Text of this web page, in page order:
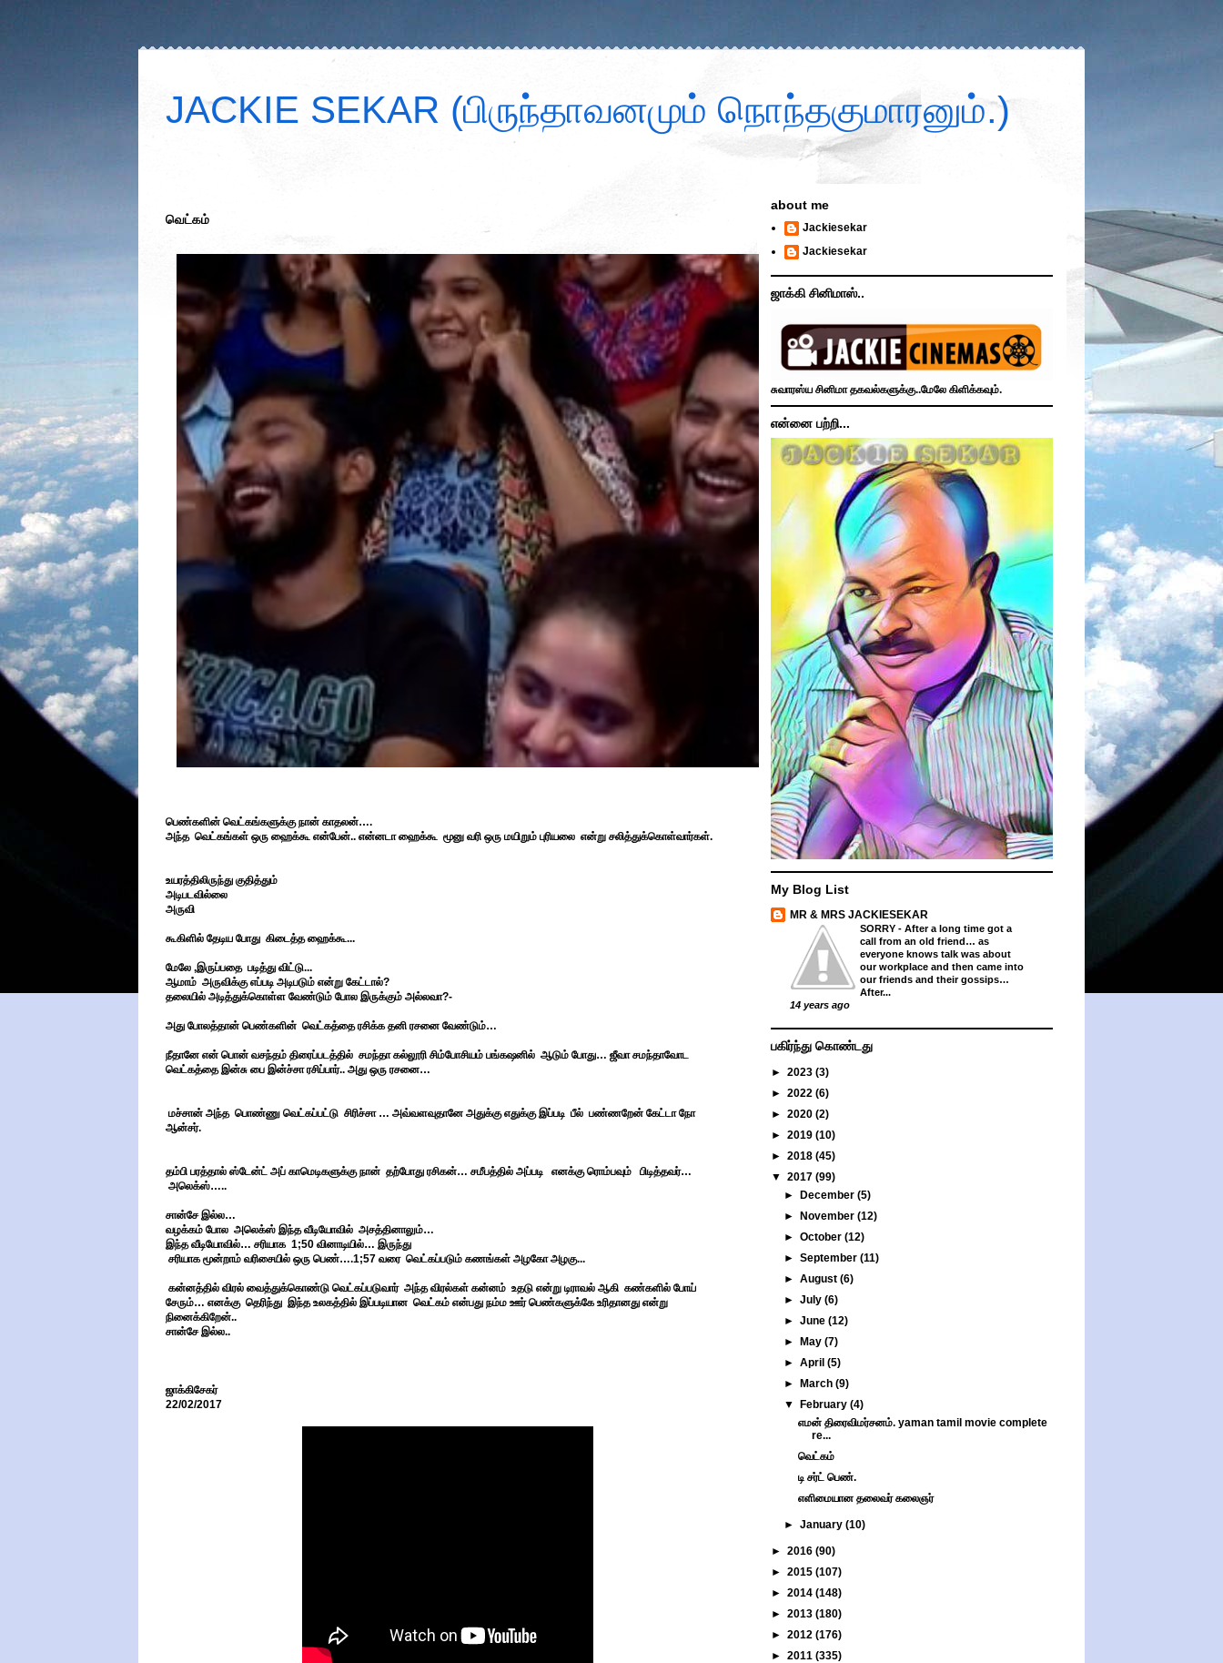
JACKIE SEKAR (பிருந்தாவனமும் நொந்தகுமாரனும்.)
வெட்கம்
பெண்களின் வெட்கங்களுக்கு நான் காதலன்….
அந்த வெட்கங்கள் ஒரு ஹைக்கூ என்பேன்.. என்னடா ஹைக்கூ மூனு வரி ஒரு மயிறும் புரியலை என்று சலித்துக்கொள்வார்கள்.
உயரத்திலிருந்து குதித்தும்
அடிபடவில்லை
அருவி
கூகிளில் தேடிய போது கிடைத்த ஹைக்கூ...
மேலே ,இருப்பதை படித்து விட்டு...
ஆமாம் அருவிக்கு எப்படி அடிபடும் என்று கேட்டால்?
தலையில் அடித்துக்கொள்ள வேண்டும் போல இருக்கும் அல்லவா?-
அது போலத்தான் பெண்களின் வெட்கத்தை ரசிக்க தனி ரசனை வேண்டும்…
நீதானே என் பொன் வசந்தம் திரைப்படத்தில் சமந்தா கல்லூரி சிம்போசியம் பங்கஷனில் ஆடும் போது… ஜீவா சமந்தாவோட
வெட்கத்தை இன்சு பை இன்ச்சா ரசிப்பார்.. அது ஒரு ரசனை…
மச்சான் அந்த பொண்ணு வெட்கப்பட்டு சிரிச்சா … அவ்வளவுதானே அதுக்கு எதுக்கு இப்படி பீல் பண்ணறேன் கேட்டா நோ
ஆன்சர்.
தம்பி பரத்தால் ஸ்டேன்ட் அப் காமெடிகளுக்கு நான் தற்போது ரசிகன்… சமீபத்தில் அப்படி எனக்கு ரொம்பவும் பிடித்தவர்…
அலெக்ஸ்…..
சான்சே இல்ல…
வழக்கம் போல அலெக்ஸ் இந்த வீடியோவில் அசத்தினாலும்…
இந்த வீடியோவில்… சரியாக 1;50 வினாடியில்… இருந்து
சரியாக மூன்றாம் வரிசையில் ஒரு பெண்….1;57 வரை வெட்கப்படும் கணங்கள் அழகோ அழகு...
கன்னத்தில் விரல் வைத்துக்கொண்டு வெட்கப்படுவார் அந்த விரல்கள் கன்னம் உதடு என்று டிராவல் ஆகி கண்களில் போய்
சேரும்… எனக்கு தெரிந்து இந்த உலகத்தில் இப்படியான வெட்கம் என்பது நம்ம ஊர் பெண்களுக்கே உரிதானது என்று
நினைக்கிறேன்..
சான்சே இல்ல..
ஜாக்கிசேகர்
22/02/2017
about me
Jackiesekar
Jackiesekar
ஜாக்கி சினிமாஸ்..
சுவாரஸ்ய சினிமா தகவல்களுக்கு..மேலே கிளிக்கவும்.
என்னை பற்றி...
My Blog List
MR & MRS JACKIESEKAR
SORRY - After a long time got a
call from an old friend… as
everyone knows talk was about
our workplace and then came into
our friends and their gossips…
After...
14 years ago
பகிர்ந்து கொண்டது
► 2023 (3)
► 2022 (6)
► 2020 (2)
► 2019 (10)
► 2018 (45)
▼ 2017 (99)
►
December(5)
►
November(12)
►October(12)
►September(11)
►August(6)
►July(6)
►June(12)
►
May(7)
►April(5)
►
March(9)
▼
February(4)
எமன் திரைவிமர்சனம். yaman tamil movie complete
re...
வெட்கம்
டி சர்ட் பெண்.
எளிமையான தலைவர் கலைஞர்
►January(10)
► 2016 (90)
► 2015 (107)
► 2014 (148)
► 2013 (180)
► 2012 (176)
► 2011 (335)